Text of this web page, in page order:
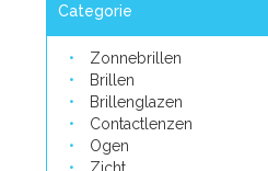
Categorie
Zonnebrillen
Brillen
Brillenglazen
Contactlenzen
Ogen